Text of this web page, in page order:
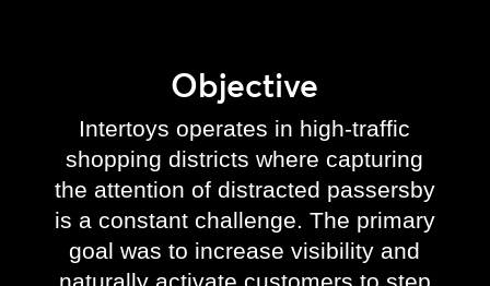
Objective
Intertoys operates in high-traffic
shopping districts where capturing
the attention of distracted passersby
is a constant challenge. The primary
goal was to increase visibility and